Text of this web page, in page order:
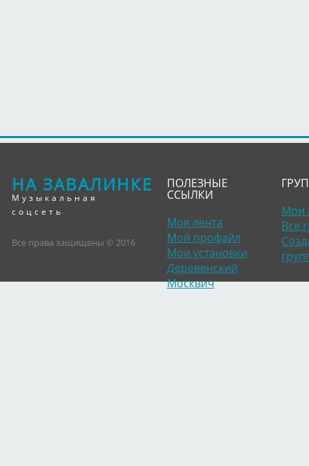
НА ЗАВАЛИНКЕ
Музыкальная
соцсеть
Все права защищены © 2016
ПОЛЕЗНЫЕ
ССЫЛКИ
Моя лента
Мой профайл
Мои установки
Деревенский
Москвич
Мои
Все